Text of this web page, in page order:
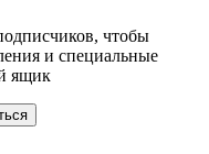
чтобы
и специальные
ящик